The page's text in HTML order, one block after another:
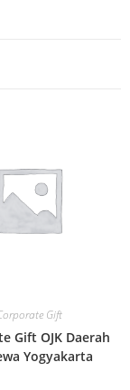
Gift
Gift OJK Daerah
Yogyakarta